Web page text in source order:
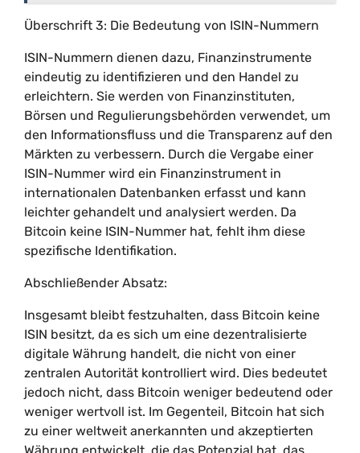
Überschrift 3: Die Bedeutung von ISIN-Nummern
ISIN-Nummern dienen dazu, Finanzinstrumente
eindeutig zu identifizieren und den Handel zu
erleichtern. Sie werden von Finanzinstituten,
Börsen und Regulierungsbehörden verwendet, um
den Informationsfluss und die Transparenz auf den
Märkten zu verbessern. Durch die Vergabe einer
ISIN-Nummer wird ein Finanzinstrument in
internationalen Datenbanken erfasst und kann
leichter gehandelt und analysiert werden. Da
Bitcoin keine ISIN-Nummer hat, fehlt ihm diese
spezifische Identifikation.
Abschließender Absatz:
Insgesamt bleibt festzuhalten, dass Bitcoin keine
ISIN besitzt, da es sich um eine dezentralisierte
digitale Währung handelt, die nicht von einer
zentralen Autorität kontrolliert wird. Dies bedeutet
jedoch nicht, dass Bitcoin weniger bedeutend oder
weniger wertvoll ist. Im Gegenteil, Bitcoin hat sich
zu einer weltweit anerkannten und akzeptierten